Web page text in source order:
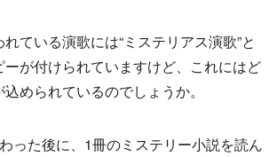
ている演歌には“ミステリアス演歌”と
が付けられていますけど、これにはど
められているのでしょうか。
った後に、1冊のミステリー小説を読ん